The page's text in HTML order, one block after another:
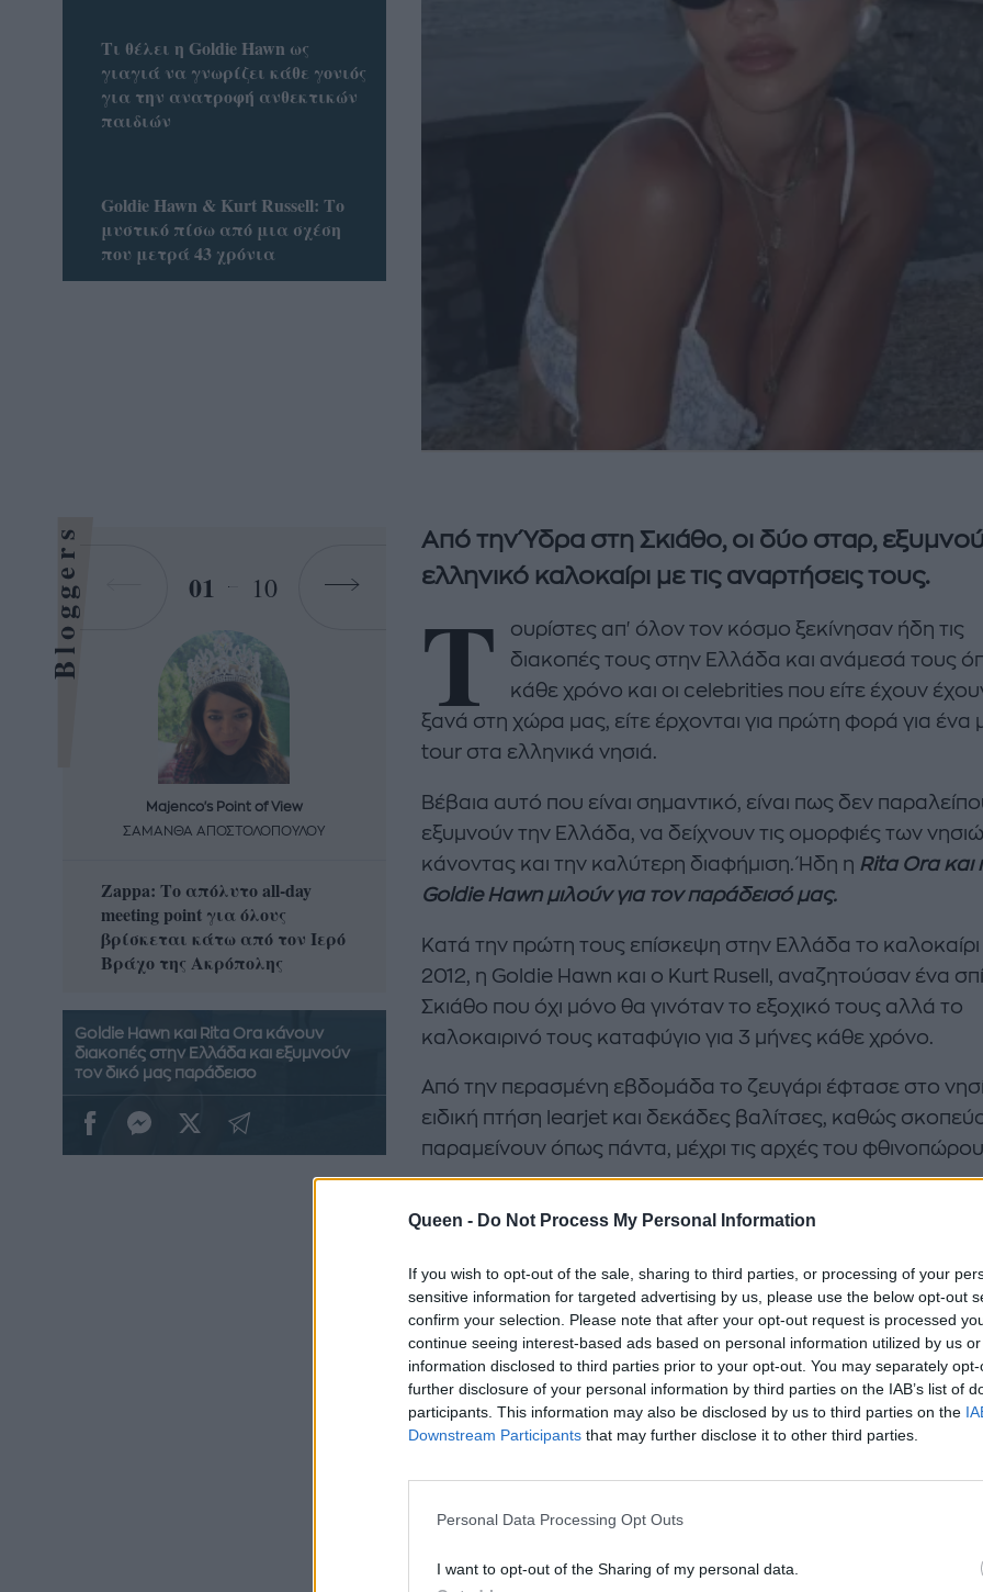
Queen - Do Not Process My Personal Information
If you wish to opt-out of the sale, sharing to third parties, or processing of your
sensitive information for targeted advertising by us, please use the below opt-out
confirm your selection. Please note that after your opt-out request is processed
continue seeing interest-based ads based on personal information utilized by us
information disclosed to third parties prior to your opt-out. You may separately
further disclosure of your personal information by third parties on the IAB’s list of
participants. This information may also be disclosed by us to third parties on the
Downstream Participants that may further disclose it to other third parties.
Personal Data Processing Opt Outs
I want to opt-out of the Sharing of my personal data.
Από την Ύδρα στη Σκιάθο, οι δύο σταρ,
ελληνικό καλοκαίρι με τις αναρτήσεις τους.
Τ
ουρίστες απ' όλον τον κόσμο ξεκίνησαν ήδη τις
διακοπές τους στην Ελλάδα και ανάμεσά τους
κάθε χρόνο και οι celebrities που είτε έχουν
ξανά στη χώρα μας, είτε έρχονται για πρώτη φορά για ένα
tour στα ελληνικά νησιά.
Βέβαια αυτό που είναι σημαντικό, είναι πως δεν
εξυμνούν την Ελλάδα, να δείχνουν τις ομορφιές των
κάνοντας και την καλύτερη διαφήμιση. Ήδη η Rita Ora και
Goldie Hawn μιλούν για τον παράδεισό μας.
Κατά την πρώτη τους επίσκεψη στην Ελλάδα το καλοκαίρι
2012, η Goldie Hawn και ο Kurt Rusell, αναζητούσαν ένα
Σκιάθο που όχι μόνο θα γινόταν το εξοχικό τους αλλά το
καλοκαιρινό τους καταφύγιο για 3 μήνες κάθε χρόνο.
Από την περασμένη εβδομάδα το ζευγάρι έφτασε στο
ειδική πτήση learjet και δεκάδες βαλίτσες, καθώς
παραμείνουν όπως πάντα, μέχρι τις αρχές του
Τι θέλει η Goldie Hawn ως
γιαγιά να γνωρίζει κάθε γονιός
για την ανατροφή ανθεκτικών
παιδιών
Goldie Hawn & Kurt Russell: Το
μυστικό πίσω από μια σχέση
που μετρά 43 χρόνια
Bloggers 01 10
Majenco's Point of View
ΣΑΜΑΝΘΑ ΑΠΟΣΤΟΛΟΠΟΥΛΟΥ
Zappa: Το απόλυτο all-day
meeting point για όλους
βρίσκεται κάτω από τον Ιερό
Βράχο της Ακρόπολης
Majenco's Point of View
ΣΑΜΑΝΘΑ ΑΠΟΣΤΟΛΟΠΟΥΛΟΥ
Η απόλυτη καλοκαιρινή
καρπούζι, φέτα και φράουλες
που θα λατρέψετε
A STORY BY KORI
ΔΑΦΝΗ ΚΑΡΑΒΟΚΥΡΗ
Nτίνα Νικολάου: «Όταν
πανικού νόμιζα πως θα
πεθάνω»
Goldie Hawn και Rita Ora κάνουν
διακοπές στην Ελλάδα και εξυμνούν
τον δικό μας παράδεισο